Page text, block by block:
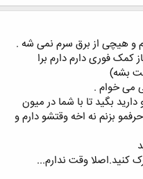
و هیچی از برق سرم نمی شه .
کمک فوری دارم دارم برا
بشه)
می خوام .
بگید تا با شما در میون
بزنم نه اخه وقتشو دارم و
وقت ندارم...